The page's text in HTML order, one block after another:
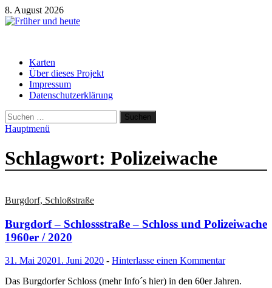
Zum
Inhalt
8. August 2026
Karten
Über dieses Projekt
Impressum
Datenschutzerklärung
Suchen
nach:
Hauptmenü
Schlagwort: Polizeiwache
Burgdorf, Schloßstraße
Burgdorf – Schlossstraße – Schloss und Polizeiwache
1960er / 2020
31. Mai 20201. Juni 2020 - Hinterlasse einen Kommentar
Das Burgdorfer Schloss (mehr Info´s hier) in den 60er Jahren.